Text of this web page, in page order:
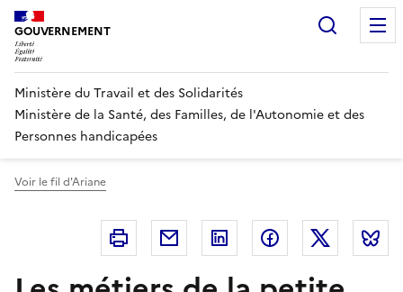
Panneau de gestion des cookies
GOUVERNEMENT
Ministère du Travail et des Solidarités
Ministère de la Santé, des Familles, de l'Autonomie et des
Personnes handicapées
Voir le fil d'Ariane
Imprimer Courriel Linkedin FacebookTwitter